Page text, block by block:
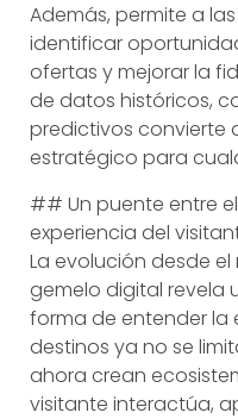
Además, permite a
identificar
ofertas y mejorar la
de datos históricos,
predictivos convierte
estratégico para
## Un puente entre
experiencia del
La evolución desde
gemelo digital revela
forma de entender la
destinos ya no se
ahora crean
visitante interactúa,